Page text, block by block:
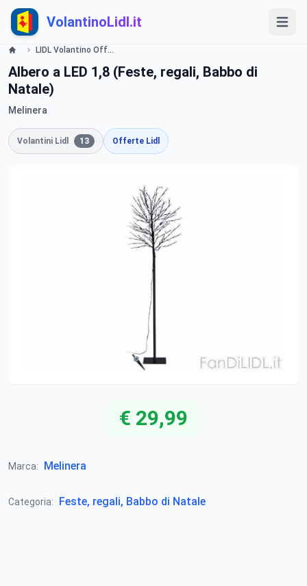
VolantinoLidl.it
LIDL Volantino Offerte e Promozioni - Offerte valide dal 23 novembre 2015 - Decorazioni Lidl
Albero a LED 1,8 (Feste, regali, Babbo di
Natale)
Melinera
Volantini Lidl 13 Offerte Lidl
€ 29,99
Marca: Melinera
Categoria: Feste, regali, Babbo di Natale